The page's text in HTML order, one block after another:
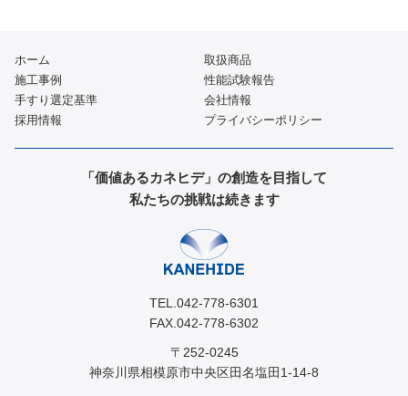
ホーム
取扱商品
施工事例
性能試験報告
手すり選定基準
会社情報
採用情報
プライバシーポリシー
「価値あるカネヒデ」の創造を目指して
私たちの挑戦は続きます
TEL.042-778-6301
FAX.042-778-6302
〒252-0245
神奈川県相模原市中央区田名塩田1-14-8